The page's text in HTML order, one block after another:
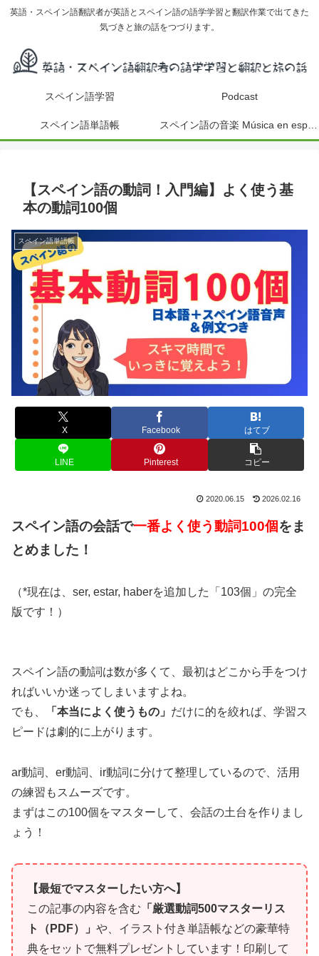
英語・スペイン語翻訳者が英語とスペイン語の語学学習と翻訳作業で出てきた
気づきと旅の話をつづります。
スペイン語学習 Podcast
スペイン語単語帳
【スペイン語の動詞！入門編】よく使う基
本の動詞100個
スペイン語単語帳
X Facebook はてブ
LINE Pinterest コピー
2020.06.15 2026.02.16
スペイン語の会話で一番よく使う動詞100個 をま
とめました！
（*現在は、ser, estar, haberを追加した「103個」の完全
版です！）
スペイン語の動詞は数が多くて、最初はどこから手をつけ
ればいいか迷ってしまいますよね。
でも、
「本当によく使うもの」 だけに的を絞れば、学習ス
ピードは劇的に上がります。
ar動詞、er動詞、ir動詞に分けて整理しているので、活用
の練習もスムーズです。
まずはこの100個をマスターして、会話の土台を作りまし
ょう！
【最短でマスターしたい方へ】
この記事の内容を含む 「厳選動詞500マスターリス
ト（PDF）」 や、イラスト付き単語帳などの豪華特
典をセットで無料プレゼントしています！印刷して